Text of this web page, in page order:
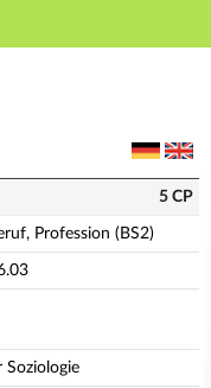
(BS2)
5 CP
Profession (BS2)
Soziologie